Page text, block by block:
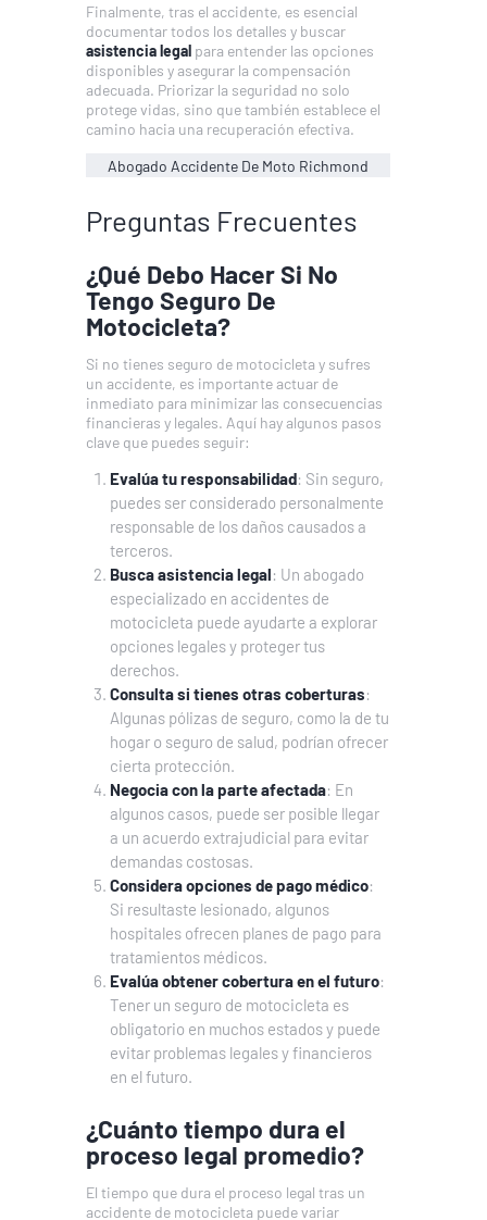
Finalmente, tras el accidente, es esencial
documentar todos los detalles y buscar
asistencia legal para entender las opciones
disponibles y asegurar la compensación
adecuada. Priorizar la seguridad no solo
protege vidas, sino que también establece el
camino hacia una recuperación efectiva.
Abogado Accidente De Moto Richmond
Preguntas Frecuentes
¿Qué Debo Hacer Si No
Tengo Seguro De
Motocicleta?
Si no tienes seguro de motocicleta y sufres
un accidente, es importante actuar de
inmediato para minimizar las consecuencias
financieras y legales. Aquí hay algunos pasos
clave que puedes seguir:
Evalúa tu responsabilidad: Sin seguro,
puedes ser considerado personalmente
responsable de los daños causados a
terceros.
Busca asistencia legal: Un abogado
especializado en accidentes de
motocicleta puede ayudarte a explorar
opciones legales y proteger tus
derechos.
Consulta si tienes otras coberturas:
Algunas pólizas de seguro, como la de tu
hogar o seguro de salud, podrían ofrecer
cierta protección.
Negocia con la parte afectada: En
algunos casos, puede ser posible llegar
a un acuerdo extrajudicial para evitar
demandas costosas.
Considera opciones de pago médico:
Si resultaste lesionado, algunos
hospitales ofrecen planes de pago para
tratamientos médicos.
Evalúa obtener cobertura en el futuro:
Tener un seguro de motocicleta es
obligatorio en muchos estados y puede
evitar problemas legales y financieros
en el futuro.
¿Cuánto tiempo dura el
proceso legal promedio?
El tiempo que dura el proceso legal tras un
accidente de motocicleta puede variar